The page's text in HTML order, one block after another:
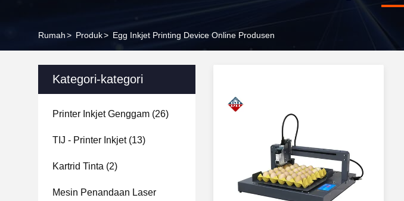
Rumah> Produk> Egg Inkjet Printing Device Online Produsen
Kategori-kategori
Printer Inkjet Genggam (26)
TIJ - Printer Inkjet(13)
Kartrid Tinta (2)
Mesin Penandaan Laser